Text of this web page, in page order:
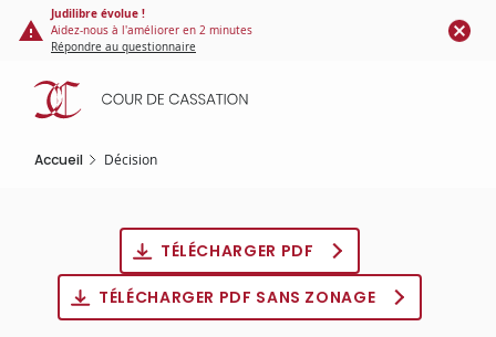
Panneau de gestion des cookies
contenu
principal
Judilibre évolue !
Aidez-nous à l'améliorer en 2 minutes
Répondre au questionnaire
Accueil Décision
TÉLÉCHARGER PDF
TÉLÉCHARGER PDF SANS ZONAGE